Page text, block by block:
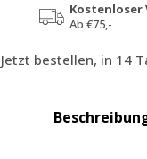
Kostenloser
Ab €75,-
Jetzt bestellen, in 14